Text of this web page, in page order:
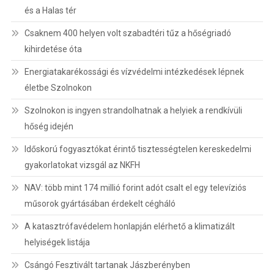
és a Halas tér
Csaknem 400 helyen volt szabadtéri tűz a hőségriadó
kihirdetése óta
Energiatakarékossági és vízvédelmi intézkedések lépnek
életbe Szolnokon
Szolnokon is ingyen strandolhatnak a helyiek a rendkívüli
hőség idején
Időskorú fogyasztókat érintő tisztességtelen kereskedelmi
gyakorlatokat vizsgál az NKFH
NAV: több mint 174 millió forint adót csalt el egy televíziós
műsorok gyártásában érdekelt cégháló
A katasztrófavédelem honlapján elérhető a klimatizált
helyiségek listája
Csángó Fesztivált tartanak Jászberényben